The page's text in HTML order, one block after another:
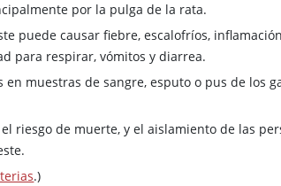
por la pulga de la rata.
puede causar fiebre, escalofríos,
para respirar, vómitos y diarrea.
en muestras de sangre, esputo o pus de los
riesgo de muerte, y el aislamiento de las
.)